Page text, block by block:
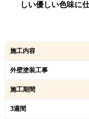
しい優しい色味に
施工内容
外壁塗装工事
施工期間
3週間